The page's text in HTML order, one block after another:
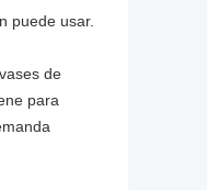
puede usar.
de
para